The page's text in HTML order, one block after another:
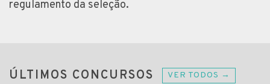
regulamento da seleção.
ÚLTIMOS CONCURSOS VER TODOS →